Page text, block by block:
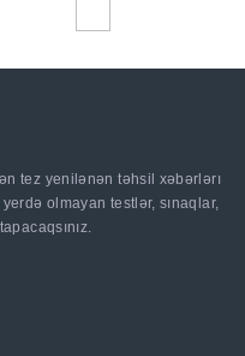
tez yenilənən təhsil xəbərlərı
olmayan testlər, sınaqlar,